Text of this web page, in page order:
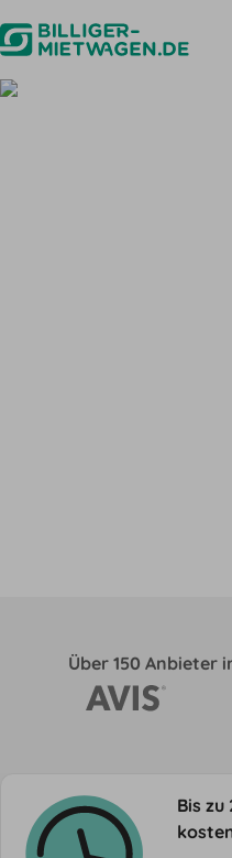
Über 150 Anbieter
Bis